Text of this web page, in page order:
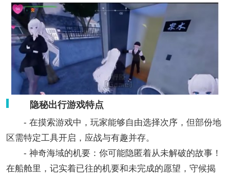
隐秘出行游戏特点
- 在摸索游戏中，玩家能够自由选择次序，但部份地
区需特定工具开启，应战与有趣并存。
- 神奇海域的机要：你可能隐匿着从未解破的故事！
在船舱里，记实着已往的机要和未完成的愿望，守候揭